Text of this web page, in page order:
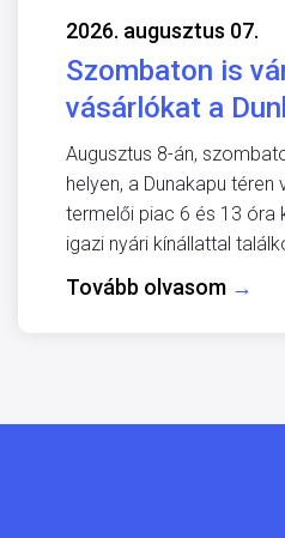
2026. augusztus 07.
Szombaton is
vásárlókat a
Augusztus 8-án,
helyen, a Dunakapu
termelői piac 6 és 13 óra
igazi nyári kínállattal
Tovább olvasom →